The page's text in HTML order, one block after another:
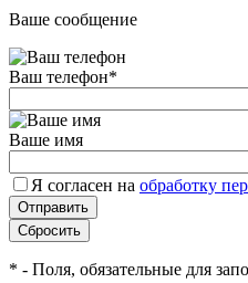
Ваше сообщение
Ваш телефон*
Ваше имя
Я согласен на обработку
* - Поля, обязательные для